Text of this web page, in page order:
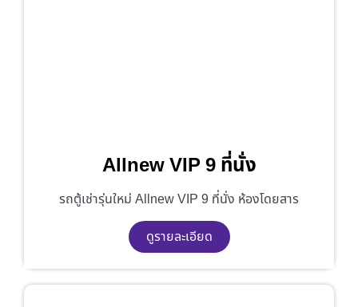
Allnew VIP 9 ที่นั่ง
รถตู้เช่ารุ่นใหม่ Allnew VIP 9 ที่นั่ง ห้องโดยสาร
ดูรายละเอียด